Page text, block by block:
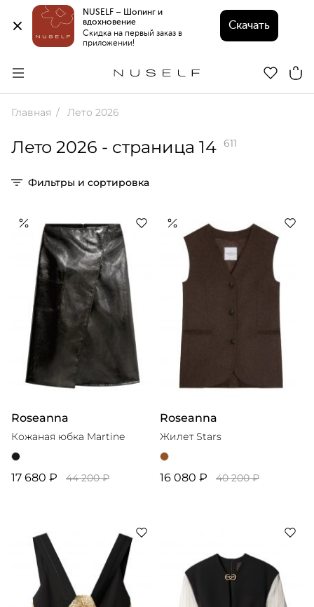
NUSELF – Шопинг и
вдохновение
Скидка на первый заказ в
приложении!
Скачать
Главная Лето 2026
Лето 2026 - страница 14 611
Фильтры и сортировка
Roseanna
Кожаная юбка Martine
17 680 ₽ 44 200 ₽
Roseanna
Жилет Stars
16 080 ₽ 40 200 ₽